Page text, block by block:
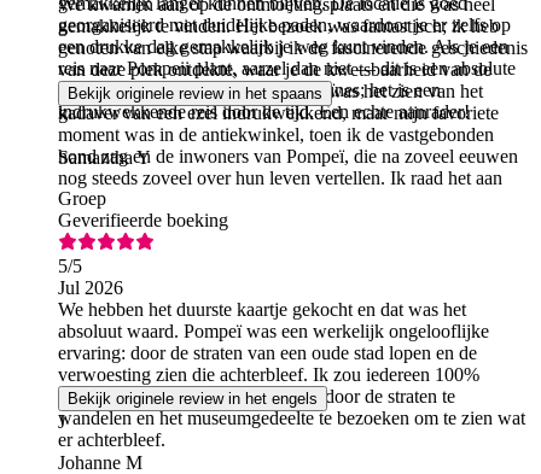
georganiseerd met duidelijke paden, waardoor je er zelfs op
een drukke dag gemakkelijk je weg kunt vinden. Als je een
reis naar Pompeii plant, aarzel dan niet — dit is een absolute
must. Het is veel meer dan alleen ruïnes; het is een
indrukwekkende reis door de tijd. Een echte aanrader!
gemakkelijk te vinden. Het bezoek was fantastisch; ik heb
genoten van elke stap waarbij ik de fascinerende geschiedenis
van deze plek ontdekte, waar je de kwetsbaarheid van de
mens inziet. Tijdens de rondleiding was het zien van het
kadaver van een ezel indrukwekkend, maar mijn favoriete
moment was in de antiekwinkel, toen ik de vastgebonden
hond zag en de inwoners van Pompeï, die na zoveel eeuwen
nog steeds zoveel over hun leven vertellen. Ik raad het aan
Bekijk originele review in het spaans
S
Samantha Y
Groep
Geverifieerde boeking
5/5
Jul 2026
We hebben het duurste kaartje gekocht en dat was het
absoluut waard. Pompeï was een werkelijk ongelooflijke
ervaring: door de straten van een oude stad lopen en de
verwoesting zien die achterbleef. Ik zou iedereen 100%
aanraden om naar Pompeï te gaan, door de straten te
wandelen en het museumgedeelte te bezoeken om te zien wat
er achterbleef.
Bekijk originele review in het engels
J
Johanne M